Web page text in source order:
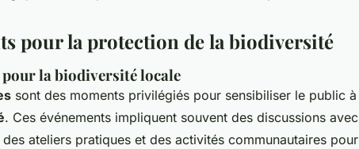
pour la protection de la biodiversité
la biodiversité locale
sont des moments privilégiés pour sensibiliser le public à
. Ces événements impliquent souvent des discussions avec
ateliers pratiques et des activités communautaires pour